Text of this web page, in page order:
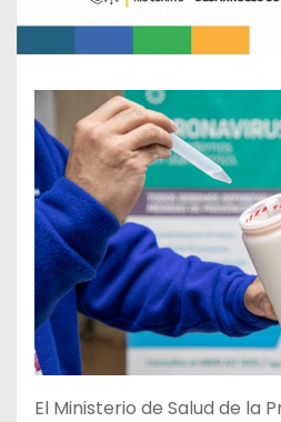
El Ministerio de Salud de la